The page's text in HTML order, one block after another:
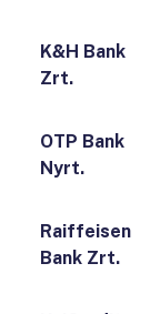
K&H Bank
Zrt.
OTP Bank
Nyrt.
Raiffeisen
Bank Zrt.